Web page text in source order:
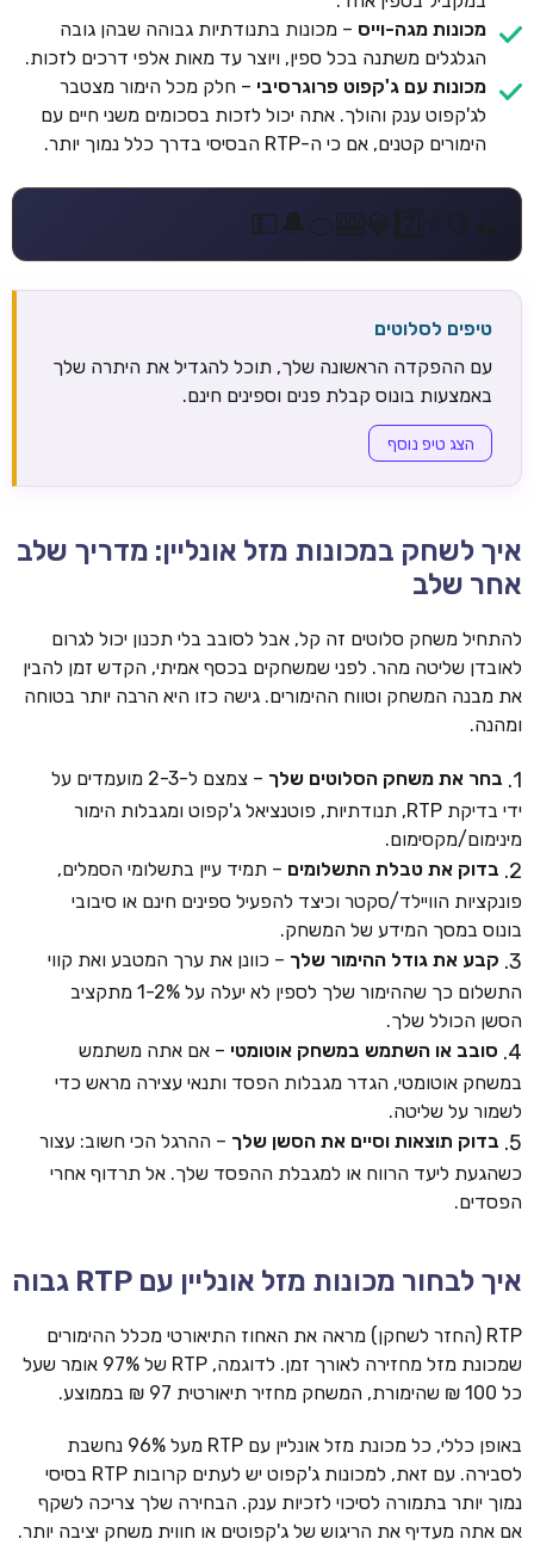
מכונות מגה-וייס – מכונות בתנודתיות גבוהה שבהן גובה
הגלגלים משתנה בכל ספין, ויוצר עד מאות אלפי דרכים לזכות.
מכונות עם ג'קפוט פרוגרסיבי – חלק מכל הימור מצטבר
לג'קפוט ענק והולך. אתה יכול לזכות בסכומים משני חיים עם
הימורים קטנים, אם כי ה-RTP הבסיסי בדרך כלל נמוך יותר.
7️⃣
💎
🎰
🍊
🔔
💵
טיפים לסלוטים
עם ההפקדה הראשונה שלך, תוכל להגדיל את היתרה שלך
באמצעות בונוס קבלת פנים וספינים חינם.
הצג טיפ נוסף
איך לשחק במכונות מזל אונליין: מדריך שלב
אחר שלב
להתחיל משחק סלוטים זה קל, אבל לסובב בלי תכנון יכול לגרום
לאובדן שליטה מהר. לפני שמשחקים בכסף אמיתי, הקדש זמן להבין
את מבנה המשחק וטווח ההימורים. גישה כזו היא הרבה יותר בטוחה
ומהנה.
בחר את משחק הסלוטים שלך
– צמצם ל-2-3 מועמדים על
ידי בדיקת RTP, תנודתיות, פוטנציאל ג'קפוט ומגבלות הימור
מינימום/מקסימום.
בדוק את טבלת התשלומים – תמיד עיין בתשלומי הסמלים,
פונקציות הוויילד/סקטר וכיצד להפעיל ספינים חינם או סיבובי
בונוס במסך המידע של המשחק.
קבע את גודל ההימור שלך – כוונן את ערך המטבע ואת קווי
התשלום כך שההימור שלך לספין לא יעלה על 1-2% מתקציב
הסשן הכולל שלך.
סובב או השתמש במשחק אוטומטי – אם אתה משתמש
במשחק אוטומטי, הגדר מגבלות הפסד ותנאי עצירה מראש כדי
לשמור על שליטה.
בדוק תוצאות וסיים את הסשן שלך – ההרגל הכי חשוב: עצור
כשהגעת ליעד הרווח או למגבלת ההפסד שלך. אל תרדוף אחרי
הפסדים.
איך לבחור מכונות מזל אונליין עם RTP גבוה
RTP (החזר לשחקן) מראה את האחוז התיאורטי מכלל ההימורים
שמכונת מזל מחזירה לאורך זמן. לדוגמה, RTP של 97% אומר שעל
כל 100 ₪ שהימורת, המשחק מחזיר תיאורטית 97 ₪ בממוצע.
באופן כללי, כל מכונת מזל אונליין עם RTP מעל 96% נחשבת
לסבירה. עם זאת, למכונות ג'קפוט יש לעתים קרובות RTP בסיסי
נמוך יותר בתמורה לסיכוי לזכיות ענק. הבחירה שלך צריכה לשקף
אם אתה מעדיף את הריגוש של ג'קפוטים או חווית משחק יציבה יותר.